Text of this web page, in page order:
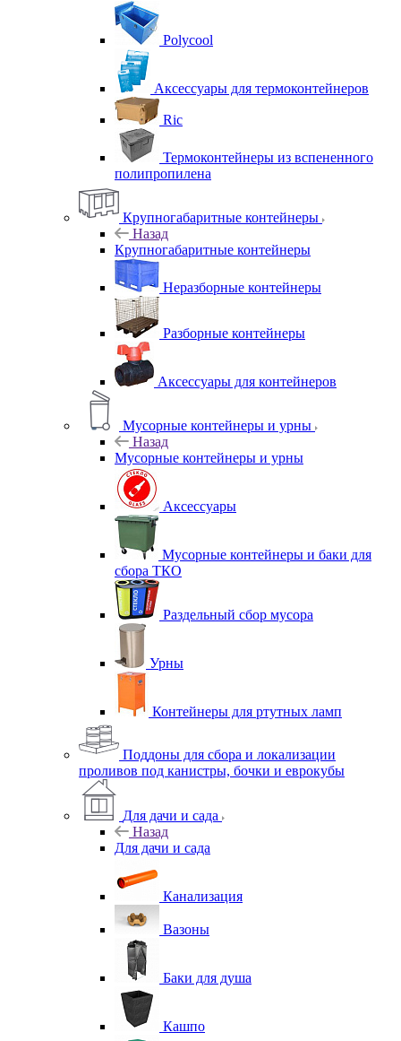
Polycool
Аксессуары для термоконтейнеров
Ric
Термоконтейнеры из вспененного
полипропилена
Крупногабаритные контейнеры
Назад
Крупногабаритные контейнеры
Неразборные контейнеры
Разборные контейнеры
Аксессуары для контейнеров
Мусорные контейнеры и урны
Назад
Мусорные контейнеры и урны
Аксессуары
Мусорные контейнеры и баки для
сбора ТКО
Раздельный сбор мусора
Урны
Контейнеры для ртутных ламп
Поддоны для сбора и локализации
проливов под канистры, бочки и еврокубы
Для дачи и сада
Назад
Для дачи и сада
Канализация
Вазоны
Баки для душа
Кашпо